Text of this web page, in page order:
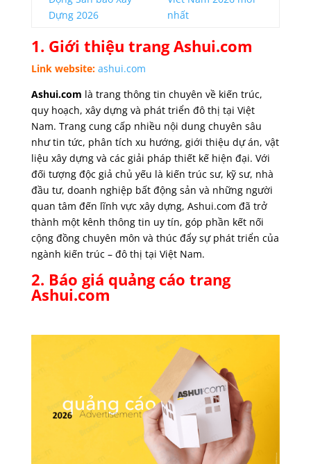
Dựng 2026
nhất
1. Giới thiệu trang Ashui.com
Link website: ashui.com
Ashui.com là trang thông tin chuyên về kiến trúc,
quy hoạch, xây dựng và phát triển đô thị tại Việt
Nam. Trang cung cấp nhiều nội dung chuyên sâu
như tin tức, phân tích xu hướng, giới thiệu dự án, vật
liệu xây dựng và các giải pháp thiết kế hiện đại. Với
đối tượng độc giả chủ yếu là kiến trúc sư, kỹ sư, nhà
đầu tư, doanh nghiệp bất động sản và những người
quan tâm đến lĩnh vực xây dựng, Ashui.com đã trở
thành một kênh thông tin uy tín, góp phần kết nối
cộng đồng chuyên môn và thúc đẩy sự phát triển của
ngành kiến trúc – đô thị tại Việt Nam.
2. Báo giá quảng cáo trang
Ashui.com